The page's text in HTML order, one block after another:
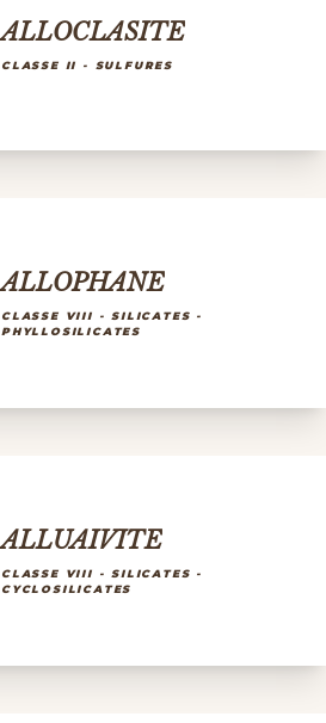
ALLOCLASITE
CLASSE II - SULFURES
ALLOPHANE
CLASSE VIII - SILICATES -
PHYLLOSILICATES
ALLUAIVITE
CLASSE VIII - SILICATES -
CYCLOSILICATES